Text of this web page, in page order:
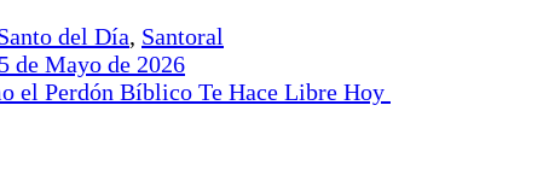
del Día, Santoral
de Mayo de 2026
el Perdón Bíblico Te Hace Libre Hoy